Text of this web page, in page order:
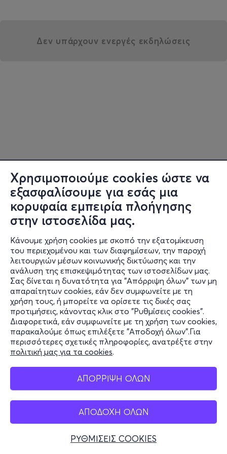
Χρησιμοποιούμε cookies ώστε να
εξασφαλίσουμε για εσάς μια
κορυφαία εμπειρία πλοήγησης
στην ιστοσελίδα μας.
Κάνουμε χρήση cookies με σκοπό την εξατομίκευση
του περιεχομένου και των διαφημίσεων, την παροχή
λειτουργιών μέσων κοινωνικής δικτύωσης και την
ανάλυση της επισκεψιμότητας των ιστοσελίδων μας.
Σας δίνεται η δυνατότητα για "Απόρριψη όλων" των μη
απαραίτητων cookies, εάν δεν συμφωνείτε με τη
χρήση τους, ή μπορείτε να ορίσετε τις δικές σας
προτιμήσεις, κάνοντας κλικ στο "Ρυθμίσεις cookies".
Διαφορετικά, εάν συμφωνείτε με τη χρήση των cookies,
παρακαλούμε όπως επιλέξετε "Αποδοχή όλων".Για
περισσότερες σχετικές πληροφορίες, ανατρέξτε στην
πολιτική μας για τα cookies.
ΑΠΟΡΡΙΨΗ ΟΛΩΝ
ΑΠΟΔΟΧΗ ΟΛΩΝ
ΡΥΘΜΙΣΕΙΣ COOKIES
Δεν υπάρχουν ενεργές εκδηλώσεις